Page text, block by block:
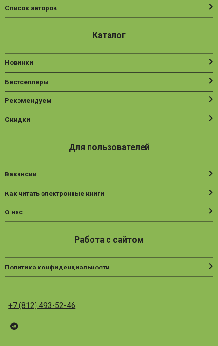
Список авторов
Каталог
Новинки
Бестселлеры
Рекомендуем
Скидки
Для пользователей
Вакансии
Как читать электронные книги
О нас
Работа с сайтом
Политика конфиденциальности
+7 (812) 493-52-46
Telegram